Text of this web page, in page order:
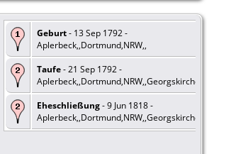
Geburt- 13 Sep 1792 -
Aplerbeck,,Dortmund,NRW,,
Taufe- 21 Sep 1792 -
Aplerbeck,,Dortmund,NRW,,Georgskirche
Eheschließung- 9 Jun 1818 -
Aplerbeck,,Dortmund,NRW,,Georgskirche